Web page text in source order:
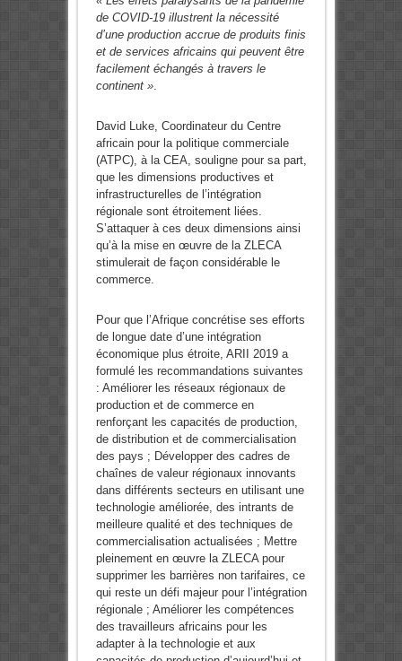
de COVID-19 illustrent la nécessité
d’une production accrue de produits finis
et de services africains qui peuvent être
facilement échangés à travers le
continent ».
David Luke, Coordinateur du Centre
africain pour la politique commerciale
(ATPC), à la CEA, souligne pour sa part,
que les dimensions productives et
infrastructurelles de l’intégration
régionale sont étroitement liées.
S’attaquer à ces deux dimensions ainsi
qu’à la mise en œuvre de la ZLECA
stimulerait de façon considérable le
commerce.
Pour que l’Afrique concrétise ses efforts
de longue date d’une intégration
économique plus étroite, ARII 2019 a
formulé les recommandations suivantes
: Améliorer les réseaux régionaux de
production et de commerce en
renforçant les capacités de production,
de distribution et de commercialisation
des pays ; Développer des cadres de
chaînes de valeur régionaux innovants
dans différents secteurs en utilisant une
technologie améliorée, des intrants de
meilleure qualité et des techniques de
commercialisation actualisées ; Mettre
pleinement en œuvre la ZLECA pour
supprimer les barrières non tarifaires, ce
qui reste un défi majeur pour l’intégration
régionale ; Améliorer les compétences
des travailleurs africains pour les
adapter à la technologie et aux